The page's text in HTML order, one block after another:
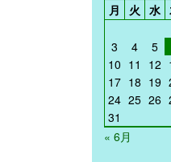
月
火 水
3
4 5
10 11 12
17 18 19
24 25 26
31
« 6月